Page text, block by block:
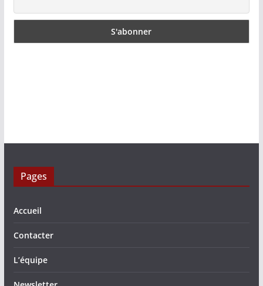
Pages
Accueil
Contacter
L’équipe